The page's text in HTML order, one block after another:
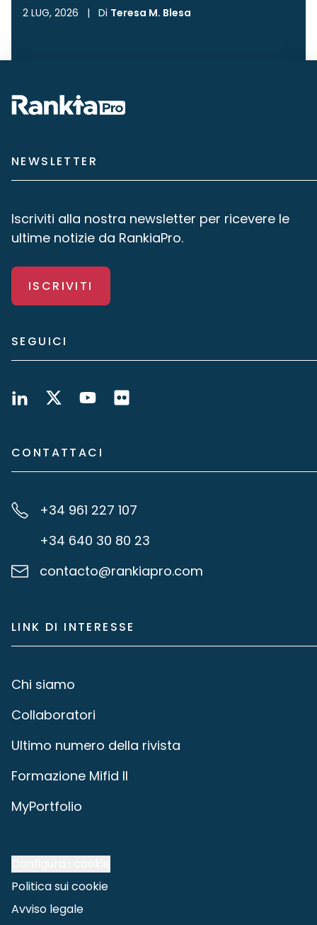
2 LUG, 2026 | Di Teresa M. Blesa
NEWSLETTER
Iscriviti alla nostra newsletter per ricevere le
ultime notizie da RankiaPro.
ISCRIVITI
SEGUICI
CONTATTACI
+34 961 227 107
+34 640 30 80 23
contacto@rankiapro.com
LINK DI INTERESSE
Chi siamo
Collaboratori
Ultimo numero della rivista
Formazione Mifid II
MyPortfolio
Politica sui cookie
Avviso legale